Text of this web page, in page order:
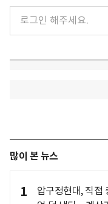
많이 본 뉴스
1
압구정현대, 직접